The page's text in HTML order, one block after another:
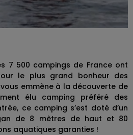
7 500 campings de France ont
le plus grand bonheur des
emmène à la découverte de
élu camping préféré des
ce camping s’est doté d’un
de 8 mètres de haut et 80
aquatiques garanties !